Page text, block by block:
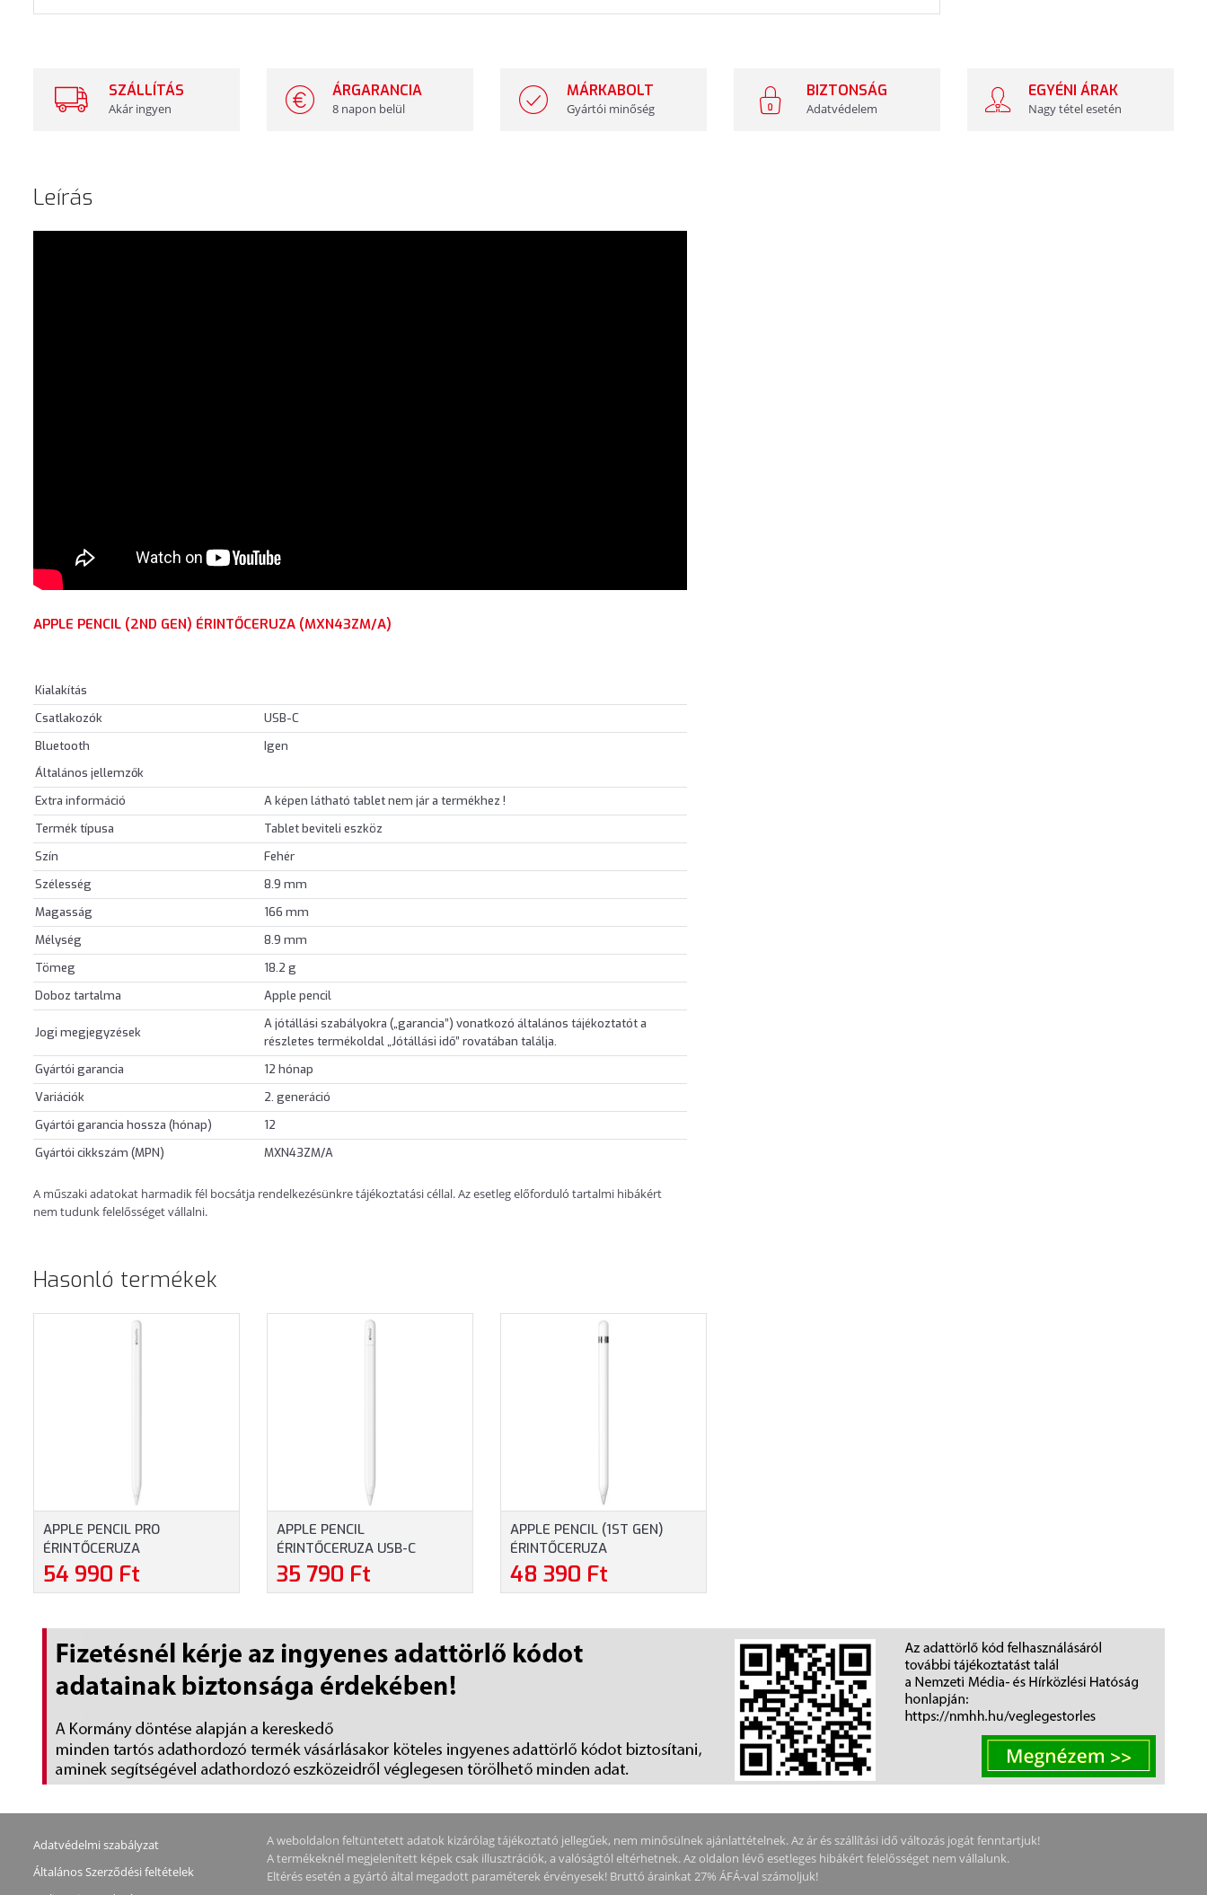
SZÁLLÍTÁS
Akár ingyen
ÁRGARANCIA
8 napon belül
MÁRKABOLT
Gyártói minőség
BIZTONSÁG
Adatvédelem
EGYÉNI ÁRAK
Nagy tétel esetén
Leírás
APPLE PENCIL (2ND GEN) ÉRINTŐCERUZA (MXN43ZM/A)
Kialakítás
Csatlakozók
USB-C
Bluetooth
Igen
Általános jellemzők
Extra információ
A képen látható tablet nem jár a termékhez !
Termék típusa
Tablet beviteli eszköz
Szín
Fehér
Szélesség
8.9 mm
Magasság
166 mm
Mélység
8.9 mm
Tömeg
18.2 g
Doboz tartalma
Apple pencil
Jogi megjegyzések
A jótállási szabályokra („garancia”) vonatkozó általános tájékoztatót a
részletes termékoldal „Jótállási idő” rovatában találja.
Gyártói garancia
12 hónap
Variációk
2. generáció
Gyártói garancia hossza (hónap)
12
Gyártói cikkszám (MPN)
MXN43ZM/A
A műszaki adatokat harmadik fél bocsátja rendelkezésünkre tájékoztatási céllal. Az esetleg előforduló tartalmi hibákért
nem tudunk felelősséget vállalni.
Hasonló termékek
APPLE PENCIL PRO
ÉRINTŐCERUZA
(MX2D3ZM/A) - FEHÉR
SZÍNBEN
54 990 Ft
APPLE PENCIL
ÉRINTŐCERUZA USB-C
(MUWA3ZM/A) - FEHÉR
SZÍNBEN
35 790 Ft
APPLE PENCIL (1ST GEN)
ÉRINTŐCERUZA
(MYQW3ZM/A)
48 390 Ft
Adatvédelmi szabályzat
Általános Szerződési feltételek
A weboldalon feltüntetett adatok kizárólag tájékoztató jellegűek, nem minősülnek ajánlattételnek. Az ár és szállítási idő változás jogát fenntartjuk!
A termékeknél megjelenített képek csak illusztrációk, a valóságtól eltérhetnek. Az oldalon lévő esetleges hibákért felelősséget nem vállalunk.
Eltérés esetén a gyártó által megadott paraméterek érvényesek! Bruttó árainkat 27% ÁFÁ-val számoljuk!